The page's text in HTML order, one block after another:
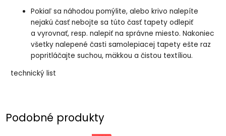
Pokiaľ sa náhodou pomýlite, alebo krivo nalepíte
nejakú časť nebojte sa túto časť tapety odlepiť
a vyrovnať, resp. nalepiť na správne miesto. Nakoniec
všetky nalepené časti samolepiacej tapety ešte raz
popritláčajte suchou, mäkkou a čistou textíliou.
technický list
Podobné produkty